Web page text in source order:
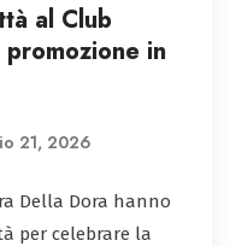
al Club
in
21, 2026
Della Dora hanno
per celebrare la